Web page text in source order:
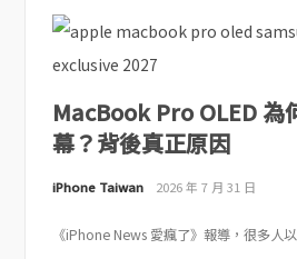
MacBook Pro OLED 為
幕？背後真正原因
iPhone Taiwan 2026 年 7 月 31 日
《iPhone News 愛瘋了》報導，很多人